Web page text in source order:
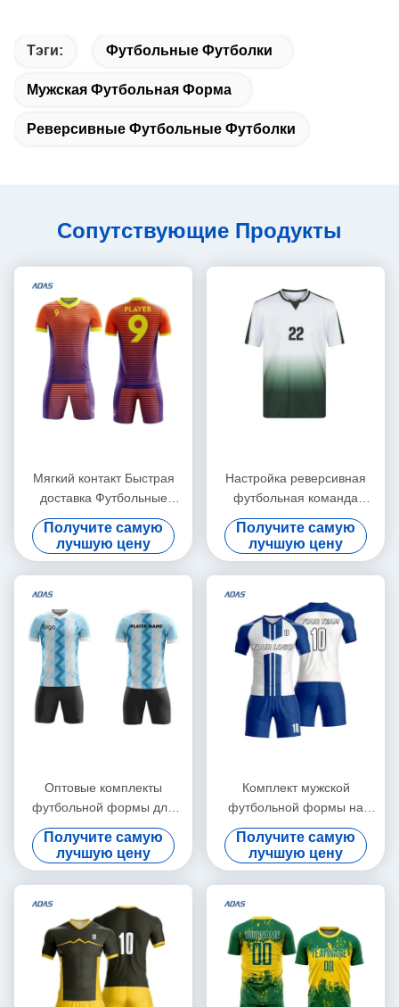
Тэги: Футбольные Футболки
Мужская Футбольная Форма
Реверсивные Футбольные Футболки
Сопутствующие Продукты
Мягкий контакт Быстрая
доставка Футбольные
футболки Горячая продажа
Уникальный дизайн
Футбольная форма Для
клубов
Получите самую
лучшую цену
Настройка реверсивная
футбольная команда
футбольная форма
Молодежная одежда
Форма футболка футболка
Получите самую
лучшую цену
Оптовые комплекты
футбольной формы для
сублимации из полиэстера
с логотипом
Получите самую
лучшую цену
Комплект мужской
футбольной формы на
заказ, тренировочная
форма для команды,
футбольная форма с
сублимацией
Получите самую
лучшую цену